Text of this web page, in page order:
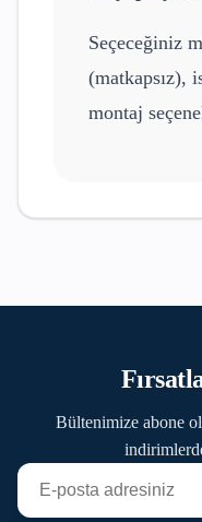
Seçeceğiniz
(matkapsız),
montaj
Bültenimize abone